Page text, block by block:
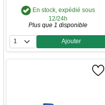
En stock, expédié sous
12/24h
Plus que 1 disponible
Quantité
Ajouter